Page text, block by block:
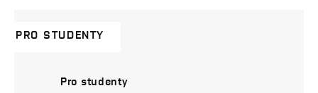
PRO STUDENTY
Pro studenty